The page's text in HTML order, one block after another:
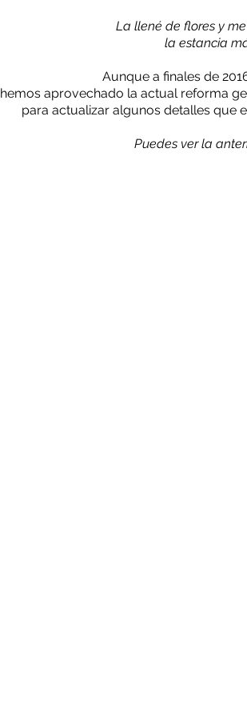
La llené de flores y
la estancia
Aunque a finales de
hemos aprovechado la actual reforma
para actualizar algunos detalles que
Puedes ver la